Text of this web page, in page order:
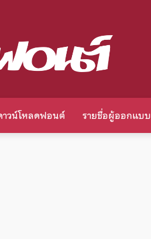
าวน์โหลดฟอนต์ รายชื่อผู้ออกแบบ